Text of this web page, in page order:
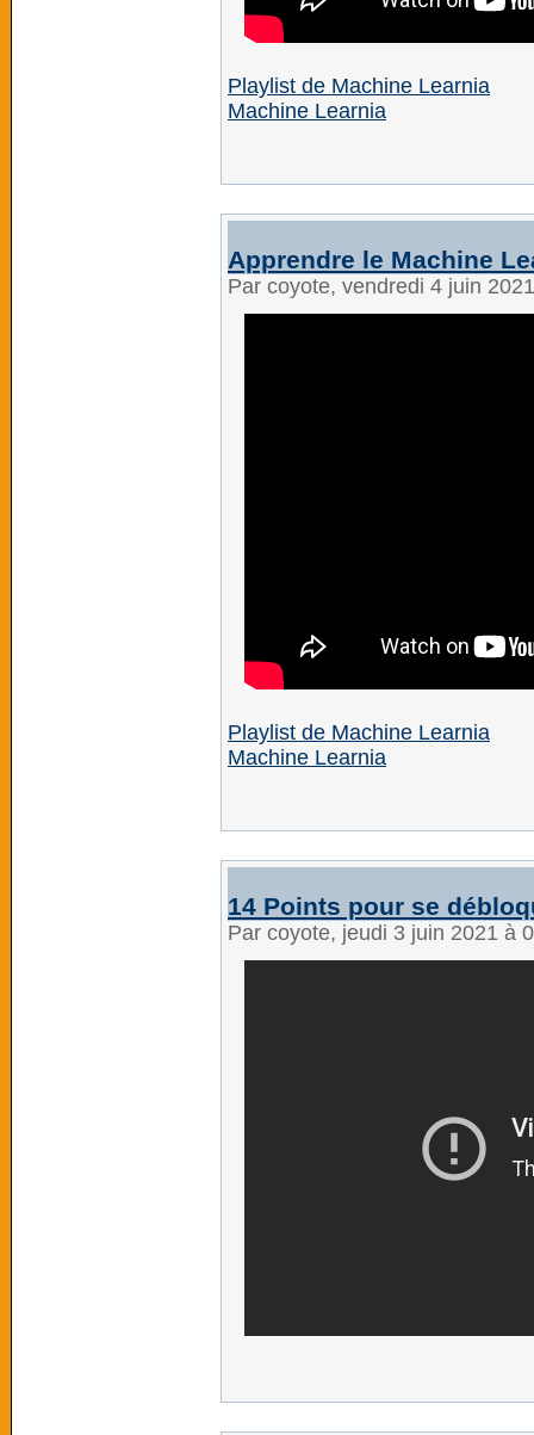
Playlist de Machine Learnia
Machine Learnia
Apprendre le Machine
Par coyote, vendredi 4 juin
Playlist de Machine Learnia
Machine Learnia
14 Points pour se
Par coyote, jeudi 3 juin 2021 à